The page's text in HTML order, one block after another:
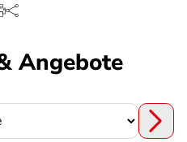
Angebote